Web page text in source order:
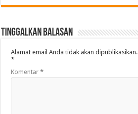
Tinggalkan Balasan
Alamat email Anda tidak akan dipublikasikan.
*
Komentar*